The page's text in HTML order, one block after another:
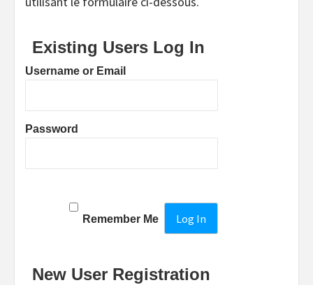
Existing Users Log In
Username or Email
Password
Remember Me
New User Registration